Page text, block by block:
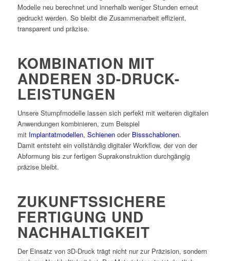
Modelle neu berechnet und innerhalb weniger Stunden erneut
gedruckt werden. So bleibt die Zusammenarbeit effizient,
transparent und präzise.
KOMBINATION MIT
ANDEREN 3D-DRUCK-
LEISTUNGEN
Unsere Stumpfmodelle lassen sich perfekt mit weiteren digitalen
Anwendungen kombinieren, zum Beispiel
mit Implantatmodellen, Schienenoder Bissschablonen.
Damit entsteht ein vollständig digitaler Workflow, der von der
Abformung bis zur fertigen Suprakonstruktion durchgängig
präzise bleibt.
ZUKUNFTSSICHERE
FERTIGUNG UND
NACHHALTIGKEIT
Der Einsatz von 3D-Druck trägt nicht nur zur Präzision, sondern